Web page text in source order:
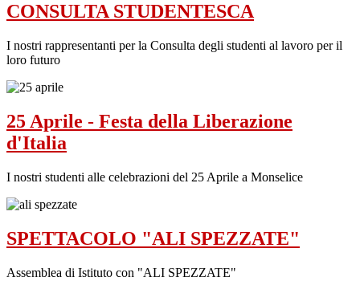
CONSULTA STUDENTESCA
I nostri rappresentanti per la Consulta degli studenti al lavoro per il
loro futuro
25 Aprile - Festa della Liberazione
d'Italia
I nostri studenti alle celebrazioni del 25 Aprile a Monselice
SPETTACOLO "ALI SPEZZATE"
Assemblea di Istituto con "ALI SPEZZATE"